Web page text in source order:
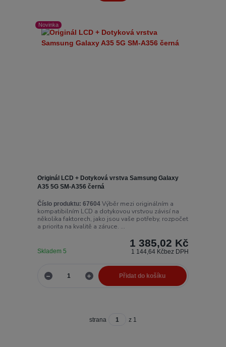
Novinka
Originál LCD + Dotyková vrstva Samsung Galaxy
A35 5G SM-A356 černá
Číslo produktu: 67604Výběr mezi originálním a
kompatibilním LCD a dotykovou vrstvou závisí na
několika faktorech, jako jsou vaše potřeby, rozpočet
a priorita na kvalitě a záruce. ...
1 385,02 Kč
1 144,64 Kčbez DPH
Skladem 5
Přidat do košíku
strana z 1